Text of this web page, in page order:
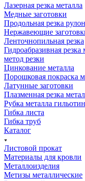
Лазерная резка металла
Медные заготовки
Продольная резка
Нержавеющие
Ленточнопильная резка
Гидроабразивная
метод резки
Цинкование металла
Порошковая покраска
Латунные заготовки
Плазменная резка
Рубка металла
Гибка листа
Гибка труб
Каталог
Листовой прокат
Материалы для кровли
Металлоизделия
Метизы металлические